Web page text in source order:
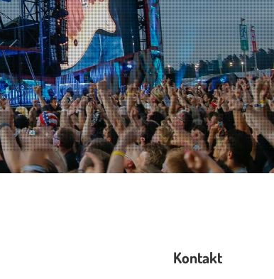
Kontakt